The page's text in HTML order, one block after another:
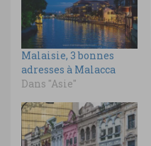
Malaisie, 3 bonnes
adresses à Malacca
Dans "Asie"